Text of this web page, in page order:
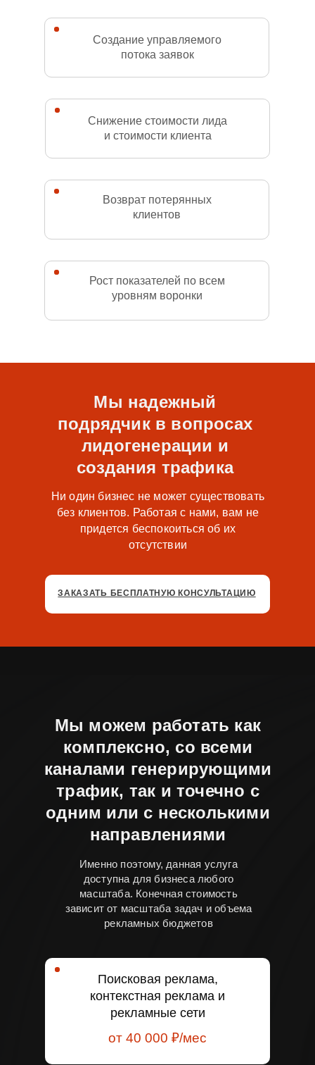
Создание управляемого
потока заявок
Снижение стоимости лида
и стоимости клиента
Возврат потерянных
клиентов
Рост показателей по всем
уровням воронки
Мы надежный
подрядчик в вопросах
лидогенерации и
создания трафика
Ни один бизнес не может существовать
без клиентов. Работая с нами, вам не
придется беспокоиться об их
отсутствии
ЗАКАЗАТЬ БЕСПЛАТНУЮ КОНСУЛЬТАЦИЮ
Мы можем работать как
комплексно, со всеми
каналами генерирующими
трафик, так и точечно с
одним или с несколькими
направлениями
Именно поэтому, данная услуга
доступна для бизнеса любого
масштаба. Конечная стоимость
зависит от масштаба задач и объема
рекламных бюджетов
Поисковая реклама,
контекстная реклама и
рекламные сети
от 40 000 ₽/мес